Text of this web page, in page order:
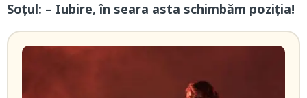
Soţul: – Iubire, în seara asta schimbăm poziția!